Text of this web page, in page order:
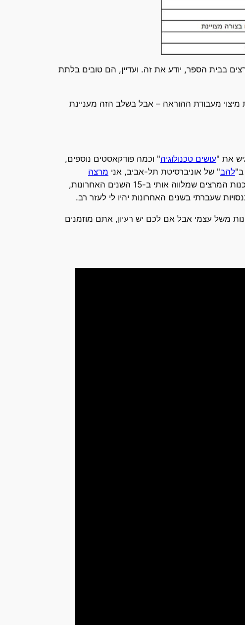
בבית הספר, יודע את זה. ועדיין, הם טובים בלתת
מעבודת ההוראה – אבל בשלב הזה מעניינת
את "עושים טכנולוגיה" וכמה פודקאסטים נוספים,
ב"להב" של אוניברסיטת תל-אביב, אני מרצה
בארץ (ואם ירצה השם והשמיים יפתחו ולא תיפתח מלחמת עולם שלישית) וגם בעולם כחלק מסוכנות המרצים שמלווה אותי ב-15 השנים האחרונות,
שעברתי בשנים האחרונות יהיו לי לעזר רב.
משל עצמי אבל אם לכם יש רעיון, אתם מוזמנים